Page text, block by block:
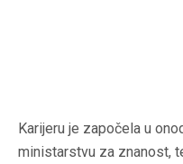
Karijeru je započela u
ministarstvu za znanost,